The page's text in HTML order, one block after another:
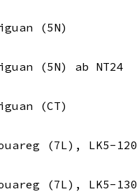
(5N)
(5N) ab NT24
(CT)
(7L), LK5-120
(7L), LK5-130